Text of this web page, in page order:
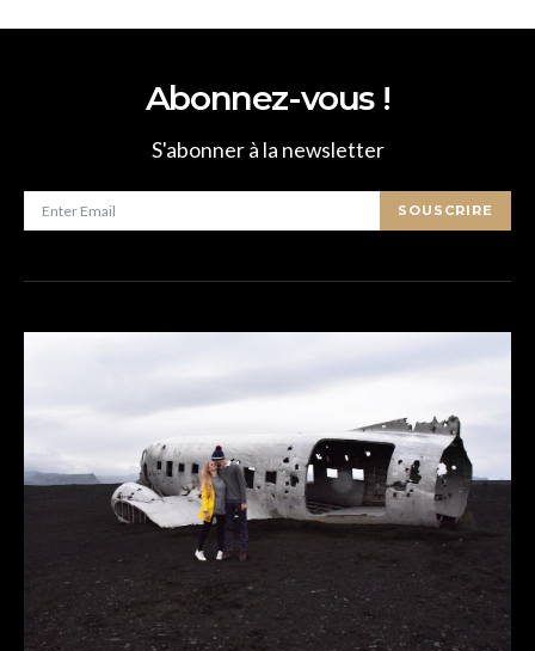
Abonnez-vous !
S'abonner à la newsletter
SOUSCRIRE